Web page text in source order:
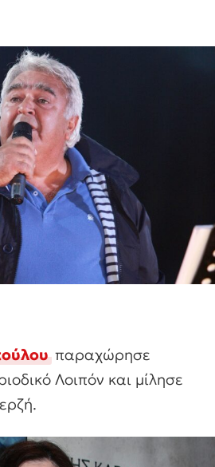
παραχώρησε
Λοιπόν και μίλησε